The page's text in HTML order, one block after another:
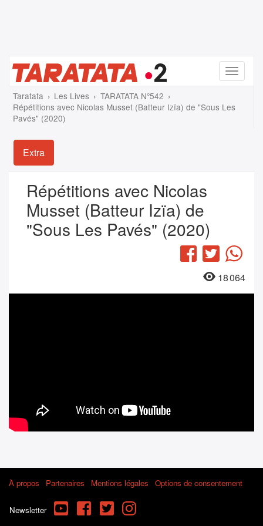
Menu
Taratata Les Lives
TARATATA N°542
Répétitions avec Nicolas Musset (Batteur Izïa) de "Sous Les
Pavés" (2020)
Extra
Répétitions avec Nicolas
Musset (Batteur Izïa) de
"Sous Les Pavés" (2020)
Facebook
Twitter
18 064
À propos Partenaires Mentions légales Options de consentement
Newsletter YouTube FacebookTwitterInstagram